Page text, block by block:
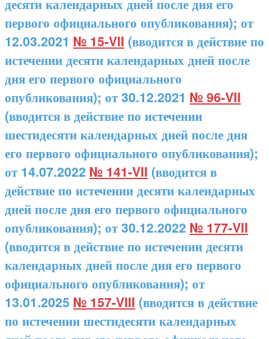
первого официального опубликования); от
12.03.2021 № 15-VII (вводится в действие по
истечении десяти календарных дней после
дня его первого официального
опубликования); от 30.12.2021 № 96-VII
(вводится в действие по истечении
шестидесяти календарных дней после дня
его первого официального опубликования);
от 14.07.2022 № 141-VII (вводится в
действие по истечении десяти календарных
дней после дня его первого официального
опубликования); от 30.12.2022 № 177-VII
(вводится в действие по истечении десяти
календарных дней после дня его первого
официального опубликования); от
13.01.2025 № 157-VIII (вводится в действие
по истечении шестидесяти календарных